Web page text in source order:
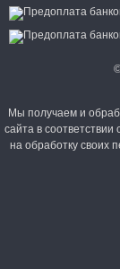
Мы получаем и
сайта в соответствии
на обработку своих